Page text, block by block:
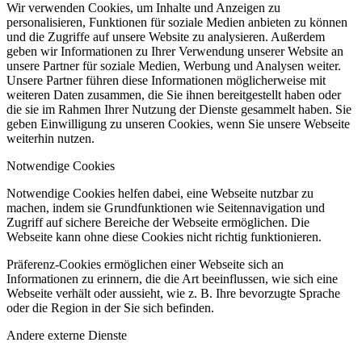
Wir verwenden Cookies, um Inhalte und Anzeigen zu
personalisieren, Funktionen für soziale Medien anbieten zu können
und die Zugriffe auf unsere Website zu analysieren. Außerdem
geben wir Informationen zu Ihrer Verwendung unserer Website an
unsere Partner für soziale Medien, Werbung und Analysen weiter.
Unsere Partner führen diese Informationen möglicherweise mit
weiteren Daten zusammen, die Sie ihnen bereitgestellt haben oder
die sie im Rahmen Ihrer Nutzung der Dienste gesammelt haben. Sie
geben Einwilligung zu unseren Cookies, wenn Sie unsere Webseite
weiterhin nutzen.
Notwendige Cookies
Notwendige Cookies helfen dabei, eine Webseite nutzbar zu
machen, indem sie Grundfunktionen wie Seitennavigation und
Zugriff auf sichere Bereiche der Webseite ermöglichen. Die
Webseite kann ohne diese Cookies nicht richtig funktionieren.
Präferenz-Cookies ermöglichen einer Webseite sich an
Informationen zu erinnern, die die Art beeinflussen, wie sich eine
Webseite verhält oder aussieht, wie z. B. Ihre bevorzugte Sprache
oder die Region in der Sie sich befinden.
Andere externe Dienste